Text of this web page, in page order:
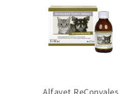
Alfavet ReConvales